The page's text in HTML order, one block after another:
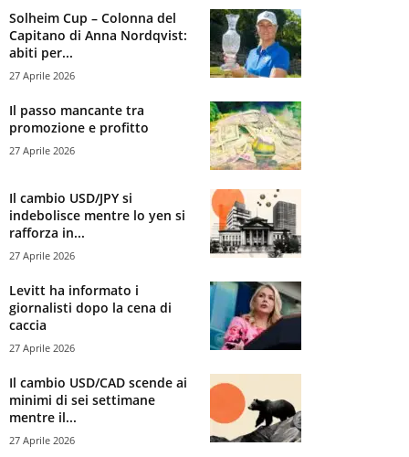
Solheim Cup – Colonna del
Capitano di Anna Nordqvist:
abiti per...
27 Aprile 2026
Il passo mancante tra
promozione e profitto
27 Aprile 2026
Il cambio USD/JPY si
indebolisce mentre lo yen si
rafforza in...
27 Aprile 2026
Levitt ha informato i
giornalisti dopo la cena di
caccia
27 Aprile 2026
Il cambio USD/CAD scende ai
minimi di sei settimane
mentre il...
27 Aprile 2026